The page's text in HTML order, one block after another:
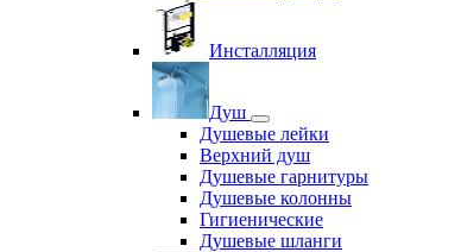
Инсталляция
Душ
Душевые лейки
Верхний душ
Душевые гарнитуры
Душевые колонны
Гигиенические
Душевые шланги